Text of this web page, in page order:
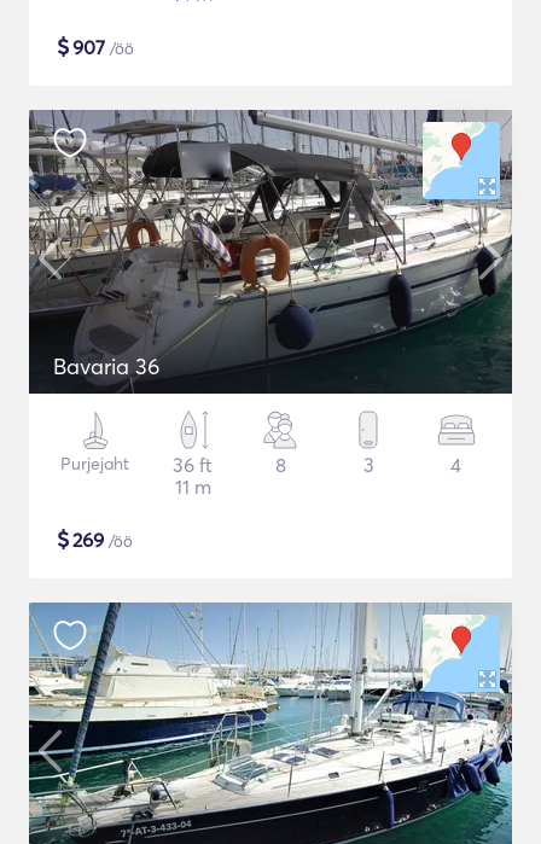
$907 /öö
Bavaria 36
Purjejaht
36 ft
11 m
8 3 4
$269 /öö